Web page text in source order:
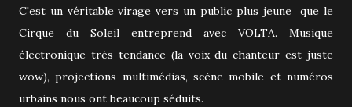
C'est un véritable virage vers un public plus jeune que le
Cirque du Soleil entreprend avec VOLTA. Musique
électronique très tendance (la voix du chanteur est juste
wow), projections multimédias, scène mobile et numéros
urbains nous ont beaucoup séduits.